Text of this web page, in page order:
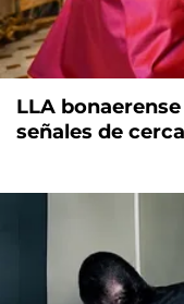
LLA
señales de